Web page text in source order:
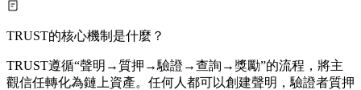
TRUST的核心機制是什麼？
TRUST遵循“聲明→質押→驗證→查詢→獎勵”的流程，將主
觀信任轉化為鏈上資產。任何人都可以創建聲明，驗證者質押